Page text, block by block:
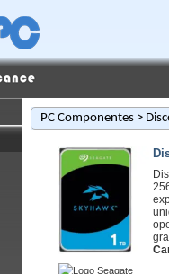
PC Componentes >